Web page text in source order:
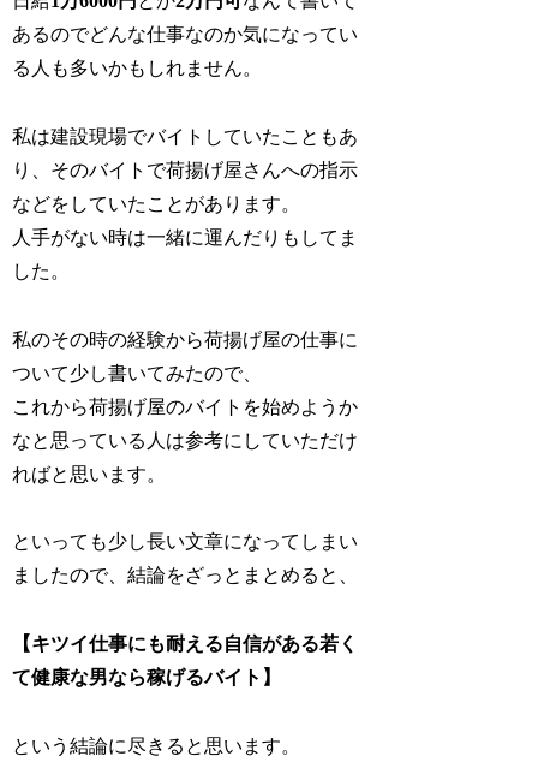
あるのでどんな仕事なのか気になってい
る人も多いかもしれません。
私は建設現場でバイトしていたこともあ
り、そのバイトで荷揚げ屋さんへの指示
などをしていたことがあります。
人手がない時は一緒に運んだりもしてま
した。
私のその時の経験から荷揚げ屋の仕事に
ついて少し書いてみたので、
これから荷揚げ屋のバイトを始めようか
なと思っている人は参考にしていただけ
ればと思います。
といっても少し長い文章になってしまい
ましたので、結論をざっとまとめると、
【キツイ仕事にも耐える自信がある若く
て健康な男なら稼げるバイト】
という結論に尽きると思います。